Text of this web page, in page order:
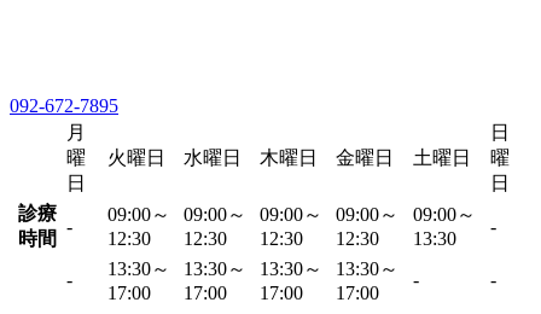
092-672-7895
月
曜
日
火曜日 水曜日 木曜日 金曜日 土曜日
日
曜
日
診療
時間
-
09:00～
12:30
09:00～
12:30
09:00～
12:30
09:00～
12:30
09:00～
13:30
-
-
13:30～
17:00
13:30～
17:00
13:30～
17:00
13:30～
17:00
- -